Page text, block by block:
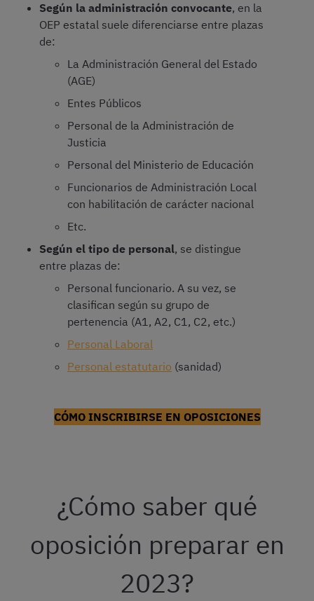
Según la administración convocante, en la
OEP estatal suele diferenciarse entre plazas
de:
La Administración General del Estado
(AGE)
Entes Públicos
Personal de la Administración de
Justicia
Personal del Ministerio de Educación
Funcionarios de Administración Local
con habilitación de carácter nacional
Etc.
Según el tipo de personal, se distingue
entre plazas de:
Personal funcionario. A su vez, se
clasifican según su grupo de
pertenencia (A1, A2, C1, C2, etc.)
Personal Laboral
Personal estatutario (sanidad)
CÓMO INSCRIBIRSE EN OPOSICIONES
¿Cómo saber qué
oposición preparar en
2023?